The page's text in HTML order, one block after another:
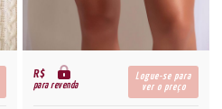
R$
para revenda
Logue-se para
ver o preço